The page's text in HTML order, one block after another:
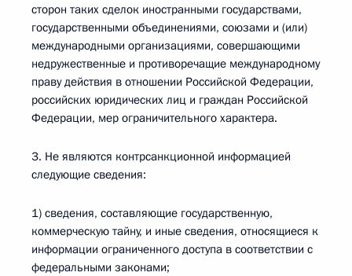
сторон таких сделок иностранными государствами,
государственными объединениями, союзами и (или)
международными организациями, совершающими
недружественные и противоречащие международному
праву действия в отношении Российской Федерации,
российских юридических лиц и граждан Российской
Федерации, мер ограничительного характера.
3. Не являются контрсанкционной информацией
следующие сведения:
1) сведения, составляющие государственную,
коммерческую тайну, и иные сведения, относящиеся к
информации ограниченного доступа в соответствии с
федеральными законами;